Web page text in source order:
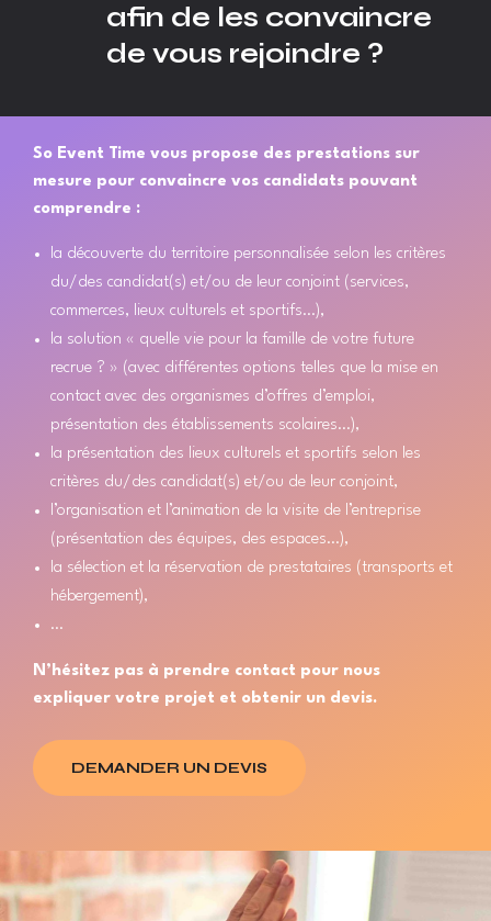
afin de les convaincre
de vous rejoindre ?
So Event Time vous propose des prestations sur
mesure pour convaincre vos candidats pouvant
comprendre :
la découverte du territoire personnalisée selon les critères
du/des candidat(s) et/ou de leur conjoint (services,
commerces, lieux culturels et sportifs…),
la solution « quelle vie pour la famille de votre future
recrue ? » (avec différentes options telles que la mise en
contact avec des organismes d’offres d’emploi,
présentation des établissements scolaires…),
la présentation des lieux culturels et sportifs selon les
critères du/des candidat(s) et/ou de leur conjoint,
l’organisation et l’animation de la visite de l’entreprise
(présentation des équipes, des espaces…),
la sélection et la réservation de prestataires (transports et
hébergement),
…
N’hésitez pas à prendre contact pour nous
expliquer votre projet et obtenir un devis.
DEMANDER UN DEVIS